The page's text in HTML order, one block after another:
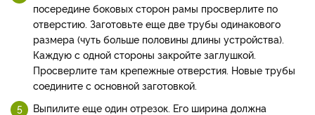
посередине боковых сторон рамы просверлите по
отверстию. Заготовьте еще две трубы одинакового
размера (чуть больше половины длины устройства).
Каждую с одной стороны закройте заглушкой.
Просверлите там крепежные отверстия. Новые трубы
соедините с основной заготовкой.
Выпилите еще один отрезок. Его ширина должна